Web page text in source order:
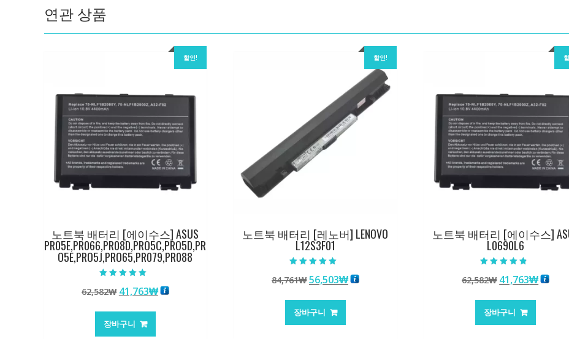
연관 상품
할인!
노트북 배터리 [에이수스] ASUS
PR05E,PR066,PR08D,PRO5C,PRO5D,PR
O5E,PRO5J,PRO65,PR079,PR088
5.00
로 평가됨
62,582₩ 원
가
격:
41,763₩현
장바구니
할인!
노트북 배터리 [레노버] LENOVO
L12S3F01
5.00
로 평가됨
84,761₩ 원
가
격:
56,503₩현
장바구니
노트북 배터리 [에이수스]
L0690L6
4.50
로 평가됨
62,582₩ 원
가
격:
41,763₩현
장바구니